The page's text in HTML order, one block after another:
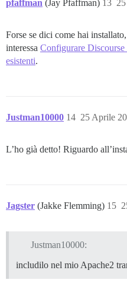
pfaffman (Jay Pfaffman) 13
Forse se dici come hai
interessa Configurare
esistenti.
Justman10000 25 Aprile
14
L’ho già detto! Riguardo
Jagster (Jakke Flemming) 15
Justman10000:
includilo nel mio Apache2